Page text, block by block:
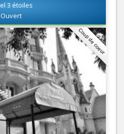
3 étoiles
Ouvert
Coup de coeur